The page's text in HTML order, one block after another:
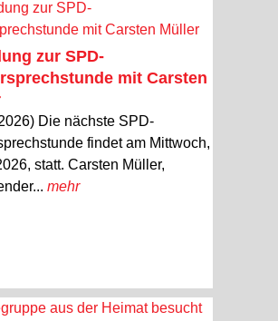
zur SPD-
mit Carsten
Die nächste SPD-
findet am Mittwoch,
statt. Carsten Müller,
mehr